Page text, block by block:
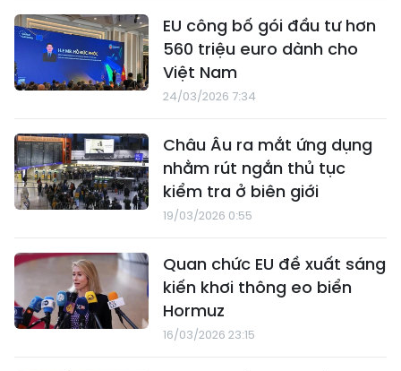
EU công bố gói đầu tư hơn
560 triệu euro dành cho
Việt Nam
24/03/2026 7:34
Châu Âu ra mắt ứng dụng
nhằm rút ngắn thủ tục
kiểm tra ở biên giới
19/03/2026 0:55
Quan chức EU đề xuất sáng
kiến khơi thông eo biển
Hormuz
16/03/2026 23:15